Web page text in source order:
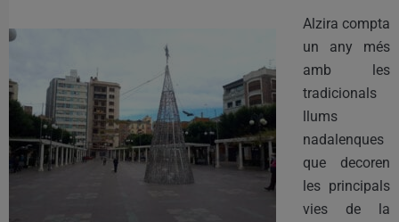
Alzira compta
un any més
amb les
tradicionals
llums
nadalenques
que decoren
les principals
vies de la